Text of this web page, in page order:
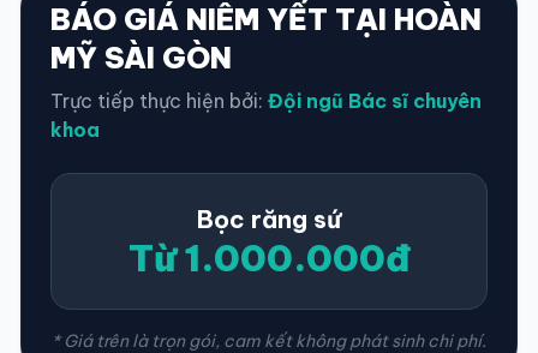
BÁO GIÁ NIÊM YẾT TẠI HOÀN
MỸ SÀI GÒN
Trực tiếp thực hiện bởi: Đội ngũ Bác sĩ chuyên
khoa
Bọc răng sứ
Từ 1.000.000đ
* Giá trên là trọn gói, cam kết không phát sinh chi phí.